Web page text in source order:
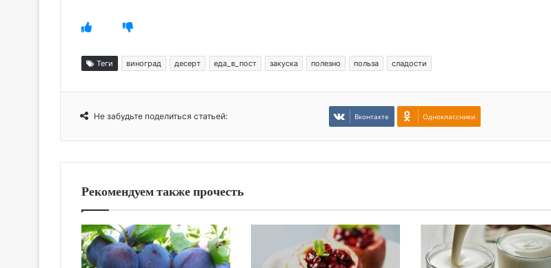
Теги виноград десерт еда_в_пост закуска полезно польза сладости
Не забудьте поделиться статьей: Вконтакте Одноклассники
Рекомендуем также прочесть